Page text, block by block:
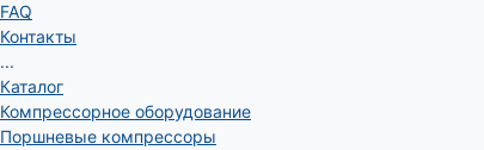
FAQ
Контакты
...
Каталог
Компрессорное оборудование
Поршневые компрессоры